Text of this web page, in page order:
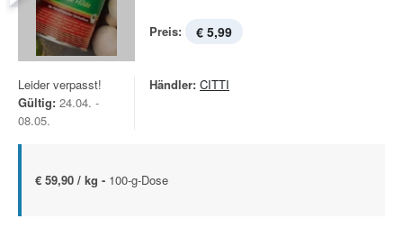
Preis: € 5,99
Leider verpasst!
Gültig: 24.04. -
08.05.
Händler: CITTI
€ 59,90 / kg - 100-g-Dose